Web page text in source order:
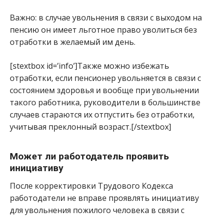
Важно: в случае увольнения в связи с выходом на
пенсию он имеет льготное право уволиться без
отработки в желаемый им день.
[stextbox id=’info’]Также можно избежать
отработки, если пенсионер увольняется в связи с
состоянием здоровья и вообще при увольнении
такого работника, руководители в большинстве
случаев стараются их отпустить без отработки,
учитывая преклонный возраст.[/stextbox]
Может ли работодатель проявить
инициативу
После корректировки Трудового Кодекса
работодатели не вправе проявлять инициативу
для увольнения пожилого человека в связи с